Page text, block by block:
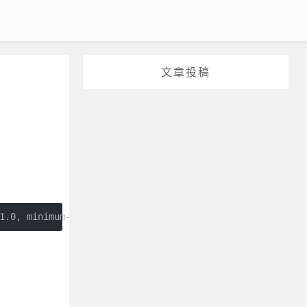
文章投稿
minimum-scale=1.0, user-scalable=0" />